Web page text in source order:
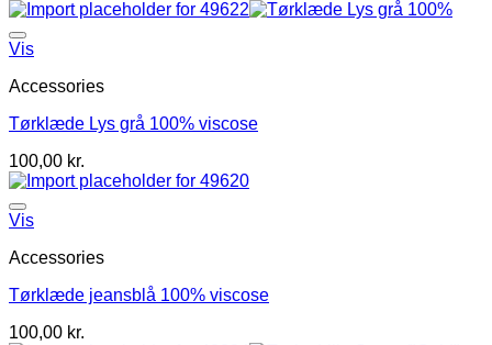
Vis
Accessories
Tørklæde Lys grå 100% viscose
100,00 kr.
Vis
Accessories
Tørklæde jeansblå 100% viscose
100,00 kr.